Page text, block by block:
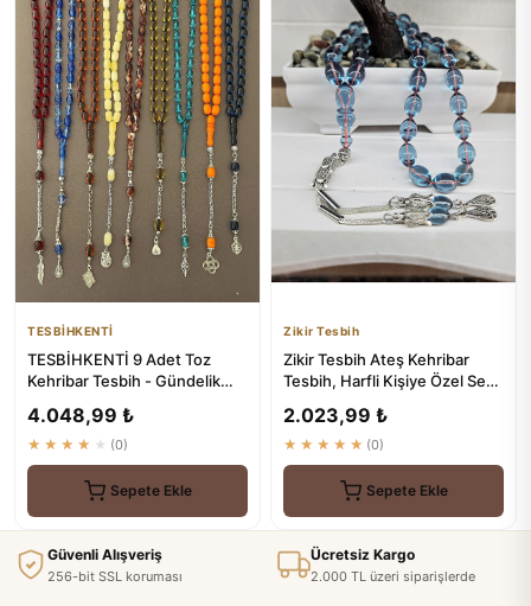
TESBİHKENTİ
TESBİHKENTİ 9 Adet Toz
Kehribar Tesbih - Gündelik
4.048,99 ₺
★★★★★ (0)
Sepete Ekle
Zikir Tesbih
Zikir Tesbih Ateş Kehribar
Tesbih, Harfli Kişiye Özel Seri,
2.023,99 ₺
★★★★★ (0)
Sepete Ekle
Güvenli Alışveriş
256-bit SSL koruması
Ücretsiz Kargo
2.000 TL üzeri siparişlerde